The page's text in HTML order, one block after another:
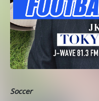
Soccer